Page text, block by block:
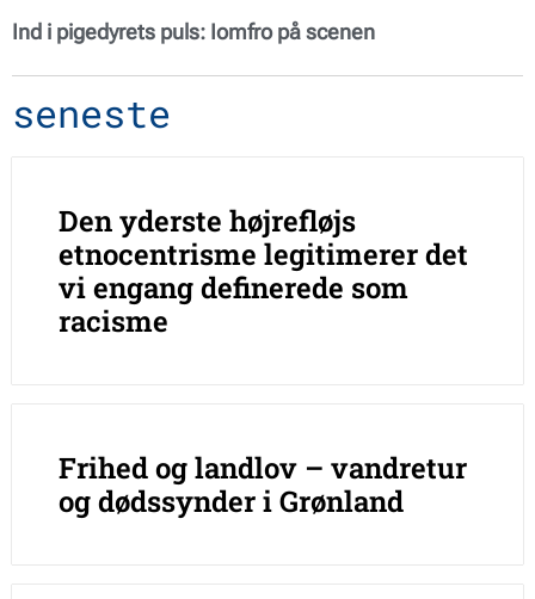
Ind i pigedyrets puls: Iomfro på scenen
seneste
Den yderste højrefløjs
etnocentrisme legitimerer det
vi engang definerede som
racisme
Frihed og landlov – vandretur
og dødssynder i Grønland